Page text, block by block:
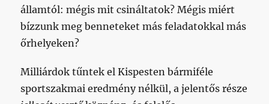
államtól: mégis mit csináltatok? Mégis miért
bízzunk meg benneteket más feladatokkal más
őrhelyeken?
Milliárdok tűntek el Kispesten bármiféle
sportszakmai eredmény nélkül, a jelentős része